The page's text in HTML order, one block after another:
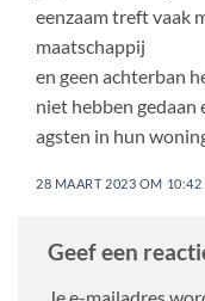
eenzaam treft vaak
maatschappij
en geen achterban
niet hebben
agsten in hun
28 MAART 2023 OM 10:42
Geef een
Je e-mailadres